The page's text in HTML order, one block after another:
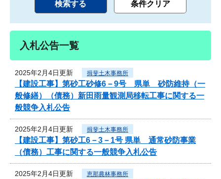
入札公告一覧
2025年2月4日更新 揖斐土木事務所
【建設工事】第砂工砂修6－9号 県単 砂防維持（一
般修繕）（債務）新田雨量観測局移転工事に関する一
般競争入札公告
2025年2月4日更新 揖斐土木事務所
【建設工事】第砂工6－3－1号 県単 通常砂防事業
（債務）工事に関する一般競争入札公告
2025年2月4日更新 恵那農林事務所